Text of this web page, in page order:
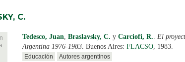
USTED AQUÍ
C.
Tedesco, Juan, Braslavsky, C. y Carciofi, R.. El
Argentina 1976-1983. Buenos Aires: FLACSO, 1983.
Educación Autores argentinos